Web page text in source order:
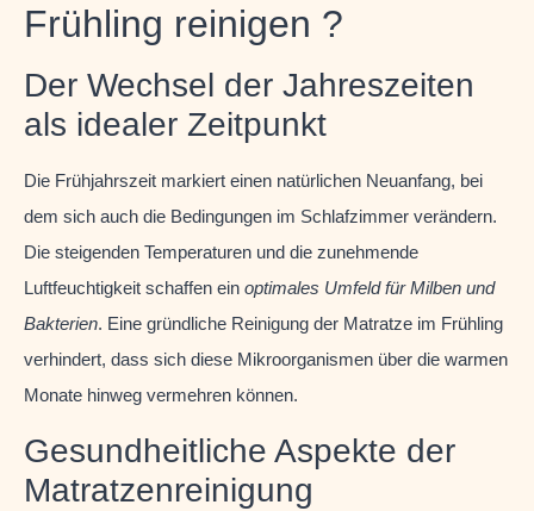
Frühling reinigen ?
Der Wechsel der Jahreszeiten
als idealer Zeitpunkt
Die Frühjahrszeit markiert einen natürlichen Neuanfang, bei
dem sich auch die Bedingungen im Schlafzimmer verändern.
Die steigenden Temperaturen und die zunehmende
Luftfeuchtigkeit schaffen ein optimales Umfeld für Milben und
Bakterien. Eine gründliche Reinigung der Matratze im Frühling
verhindert, dass sich diese Mikroorganismen über die warmen
Monate hinweg vermehren können.
Gesundheitliche Aspekte der
Matratzenreinigung